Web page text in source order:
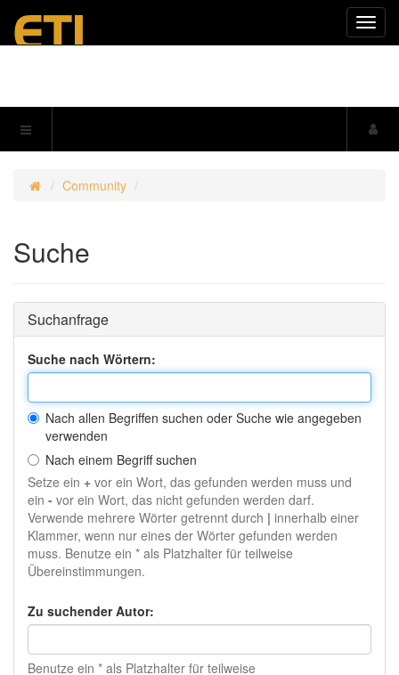
Community
Suche
Suchanfrage
Suche nach Wörtern:
Nach allen Begriffen suchen oder Suche wie angegeben
verwenden
Nach einem Begriff suchen
Setze ein + vor ein Wort, das gefunden werden muss und
ein - vor ein Wort, das nicht gefunden werden darf.
Verwende mehrere Wörter getrennt durch | innerhalb einer
Klammer, wenn nur eines der Wörter gefunden werden
muss. Benutze ein * als Platzhalter für teilweise
Übereinstimmungen.
Zu suchender Autor:
Benutze ein * als Platzhalter für teilweise